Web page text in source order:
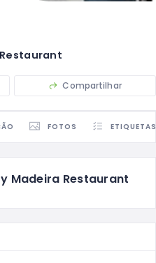
Compartilhar
FOTOS ETIQUETAS
Madeira Restaurant